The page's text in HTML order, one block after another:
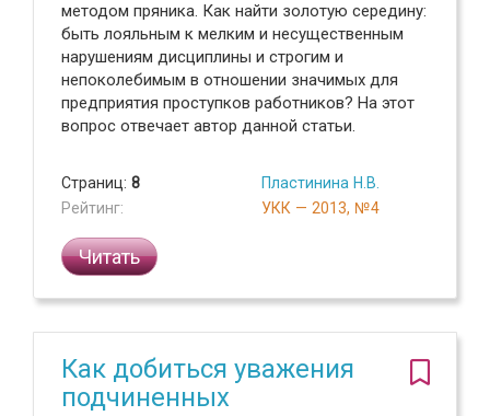
методом пряника. Как найти золотую середину:
быть лояльным к мелким и несущественным
нарушениям дисциплины и строгим и
непоколебимым в отношении значимых для
предприятия проступков работников? На этот
вопрос отвечает автор данной статьи.
Страниц: 8
Рейтинг:
Пластинина Н.В.
УКК — 2013, №4
Читать
Как добиться уважения
подчиненных